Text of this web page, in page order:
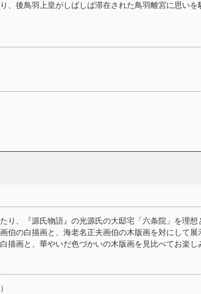
後鳥羽上皇がしばしば滞在された鳥羽離宮に思い
り、『源氏物語』の光源氏の大邸宅「六条院」を理
伯の白描画と、海老名正夫画伯の木版画を対にして
画と、華やいだ色づかいの木版画を見比べてお楽し